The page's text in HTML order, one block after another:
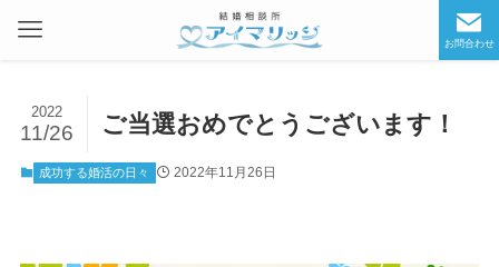
お問合わせ
ご当選おめでとうございます！
2022
11/26
成功する婚活の日々 2022年11月26日